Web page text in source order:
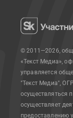
© 2011—2026,
«Текст Медиа»,
управляется
"Текст Медиа",
осуществляться
осуществляет
предоставлению